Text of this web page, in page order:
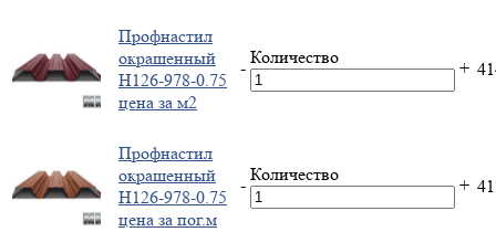
Профнастил
окрашенный
Н126-978-0.75
цена за м2
-
Количество
+
Профнастил
окрашенный
Н126-978-0.75
цена за пог.м
-
Количество
+